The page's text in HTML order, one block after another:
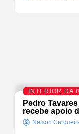
INTERIOR DA
Pedro
recebe apoio
Neison